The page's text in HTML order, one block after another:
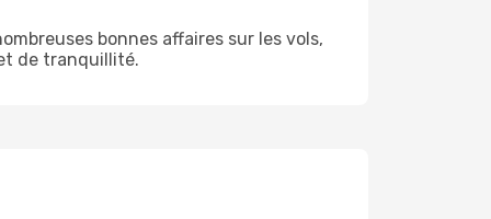
bonnes affaires sur les vols,
de tranquillité.